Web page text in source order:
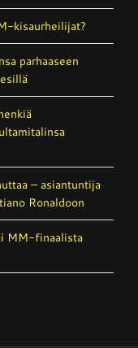
kisaurheilijat?
parhaaseen
– asiantuntija
Ronaldoon
MM-finaalista